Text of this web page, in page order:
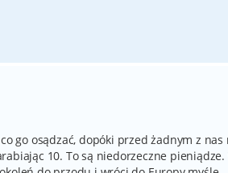
go osądzać, dopóki przed żadnym z nas
10. To są niedorzeczne pieniądze.